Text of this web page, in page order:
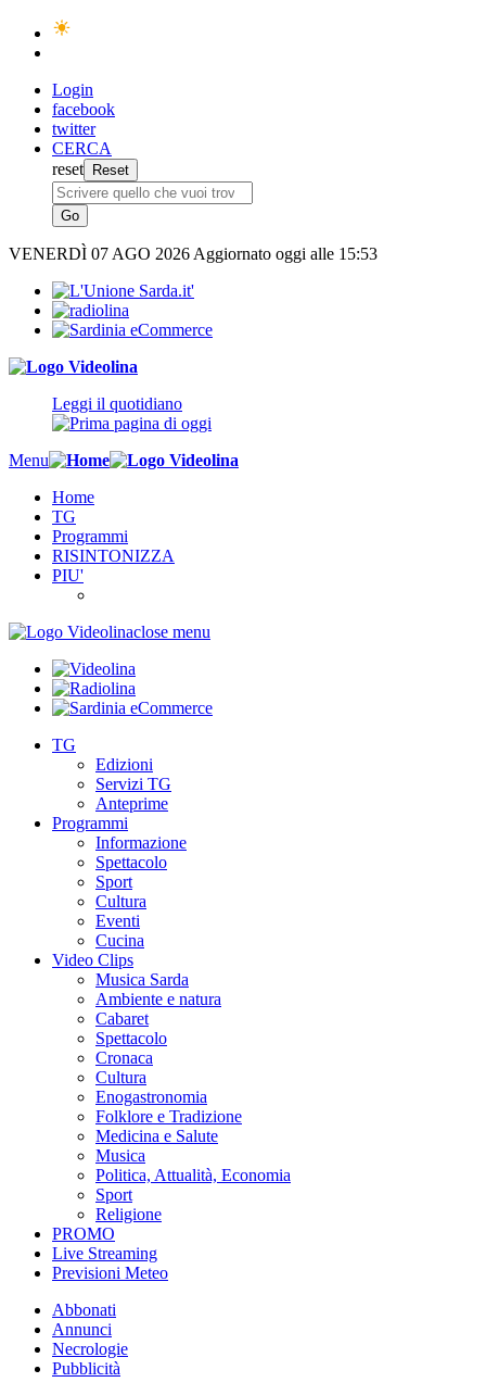
Login
facebook
twitter
CERCA
reset
VENERDÌ 07 AGO 2026 Aggiornato oggi alle 15:53
Leggi il quotidiano
Menu
Home
TG
Programmi
RISINTONIZZA
PIU'
close menu
TG
Edizioni
Servizi TG
Anteprime
Programmi
Informazione
Spettacolo
Sport
Cultura
Eventi
Cucina
Video Clips
Musica Sarda
Ambiente e natura
Cabaret
Spettacolo
Cronaca
Cultura
Enogastronomia
Folklore e Tradizione
Medicina e Salute
Musica
Politica, Attualità, Economia
Sport
Religione
PROMO
Live Streaming
Previsioni Meteo
Abbonati
Annunci
Necrologie
Pubblicità